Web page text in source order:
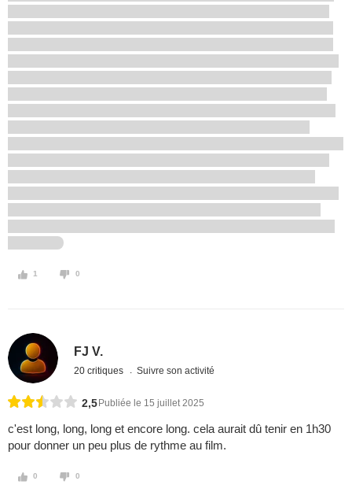
1 0
FJ V.
20 critiques Suivre son activité
2,5 Publiée le 15 juillet 2025
c'est long, long, long et encore long. cela aurait dû tenir en 1h30
pour donner un peu plus de rythme au film.
0 0